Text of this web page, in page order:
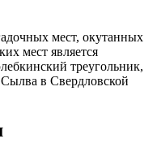
мест, окутанных
мест является
треугольник,
в Свердловской